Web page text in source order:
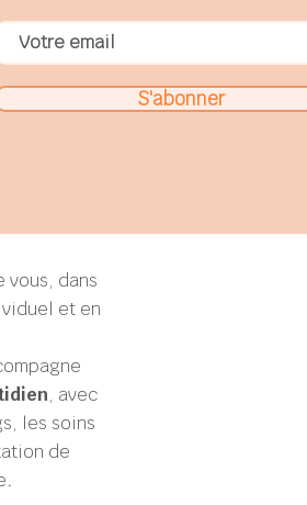
S'abonner
vous, dans
et en
, avec
les soins
de
.